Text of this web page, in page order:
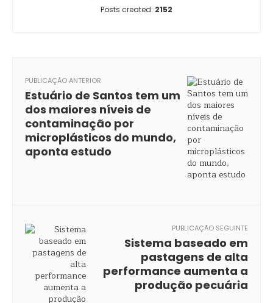
Posts created: 2152
PUBLICAÇÃO ANTERIOR
Estuário de Santos tem um
dos maiores níveis de
contaminação por
microplásticos do mundo,
aponta estudo
PUBLICAÇÃO SEGUINTE
Sistema baseado em
pastagens de alta
performance aumenta a
produção pecuária